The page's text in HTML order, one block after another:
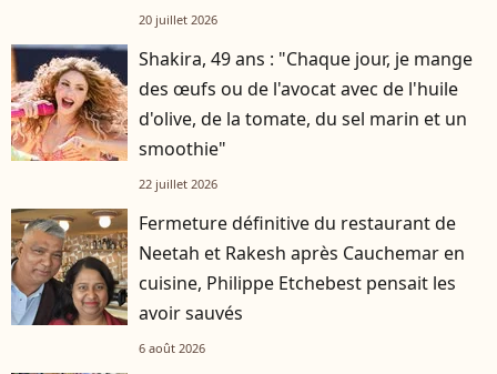
20 juillet 2026
Shakira, 49 ans : "Chaque jour, je mange
des œufs ou de l'avocat avec de l'huile
d'olive, de la tomate, du sel marin et un
smoothie"
22 juillet 2026
Fermeture définitive du restaurant de
Neetah et Rakesh après Cauchemar en
cuisine, Philippe Etchebest pensait les
avoir sauvés
6 août 2026